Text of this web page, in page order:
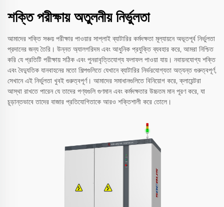
শক্তি পরীক্ষায় অতুলনীয় নির্ভুলতা
আমাদের শক্তি সঞ্চয় পরীক্ষার পাওয়ার সাপ্লাই ব্যাটারির কর্মদক্ষতা মূল্যায়নে অভূতপূর্ব নির্ভুলতা
প্রদানের জন্য তৈরি। উন্নত অ্যালগরিদম এবং আধুনিক প্রযুক্তি ব্যবহার করে, আমরা নিশ্চিত
করি যে প্রতিটি পরীক্ষায় সঠিক এবং পুনরাবৃত্তিযোগ্য ফলাফল পাওয়া যায়। নবায়নযোগ্য শক্তি
এবং বৈদ্যুতিক যানবাহনের মতো শিল্পগুলিতে যেখানে ব্যাটারির নির্ভরযোগ্যতা অত্যন্ত গুরুত্বপূর্ণ,
সেখানে এই নির্ভুলতা খুবই গুরুত্বপূর্ণ। আমাদের সমাধানগুলিতে বিনিয়োগ করে, ক্লায়েন্টরা
আস্থা রাখতে পারেন যে তাদের পণ্যগুলি গুণমান এবং কর্মদক্ষতার উচ্চতম মান পূরণ করে, যা
চূড়ান্তভাবে তাদের বাজার প্রতিযোগিতাকে আরও শক্তিশালী করে তোলে।